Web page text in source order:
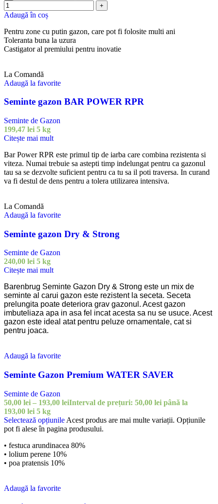
+
Adaugă în coș
Pentru zone cu putin gazon, care pot fi folosite multi ani
Toleranta buna la uzura
Castigator al premiului pentru inovatie
La Comandă
Adaugă la favorite
Seminte gazon BAR POWER RPR
Seminte de Gazon
199,47 lei 5 kg
Citește mai mult
Bar Power RPR este primul tip de iarba care combina rezistenta si
viteza. Numai trebuie sa astepti timp indelungat pentru ca gazonul
tau sa se dezvolte suficient pentru ca tu sa il poti traversa. In curand
va fi destul de dens pentru a tolera utilizarea intensiva.
La Comandă
Adaugă la favorite
Seminte gazon Dry & Strong
Seminte de Gazon
240,00 lei 5 kg
Citește mai mult
Barenbrug Seminte Gazon Dry & Strong este un mix de
seminte al carui gazon este rezistent la seceta. Seceta
prelungita poate deteriora grav gazonul. Acest gazon
imbuteliaza apa in asa fel incat acesta sa nu se usuce. Acest
gazon este ideal atat pentru peluze ornamentale, cat si
pentru joaca.
Adaugă la favorite
Seminte Gazon Premium WATER SAVER
Seminte de Gazon
50,00 lei – 193,00 leiInterval de prețuri: 50,00 lei până la
193,00 lei 5 kg
Selectează opțiunile Acest produs are mai multe variații. Opțiunile
pot fi alese în pagina produsului.
• festuca arundinacea 80%
• lolium perene 10%
• poa pratensis 10%
Adaugă la favorite